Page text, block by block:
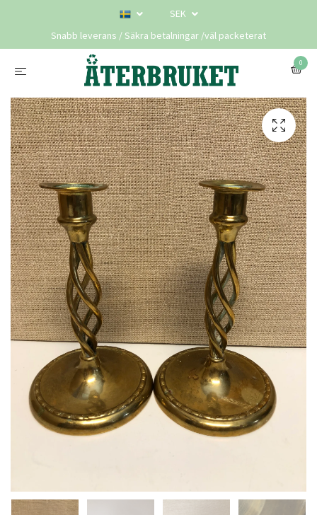
SEK
Snabb leverans / Säkra betalningar /väl packeterat
0